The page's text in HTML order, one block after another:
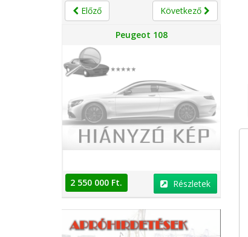
Előző Következő
Peugeot 108
2 550 000 Ft. Részletek